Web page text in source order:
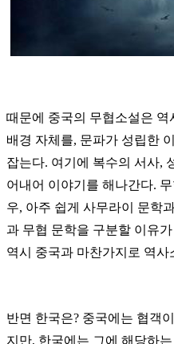
때문에 중국의 무협소설은 역
배경 자체를, 문파가 성립한
잡는다. 여기에 복수의 서사,
어내어 이야기를 해나간다.
우, 아주 쉽게 사무라이 문학
과 무협 문학을 구분할 이유
역시 중국과 마찬가지로 역
반면 한국은? 중국에는 협객
지만, 한국에는 그에 해당하